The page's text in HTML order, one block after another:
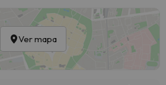
Ver mapa